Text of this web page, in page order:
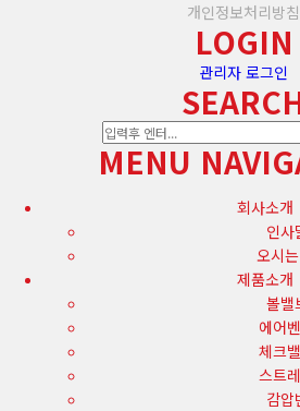
개인정보처리방침
LOGIN
관리자 로그인
MENU
회사소개
인사
오시
제품소개
볼밸
에어
체크
스트
감압